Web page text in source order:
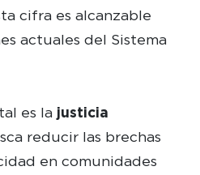
cifra es alcanzable
actuales del Sistema
es la justicia
reducir las brechas
en comunidades